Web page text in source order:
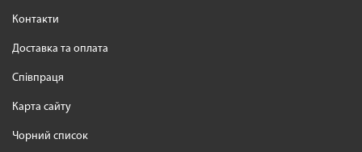
Контакти
Доставка та оплата
Співпраця
Карта сайту
Чорний список